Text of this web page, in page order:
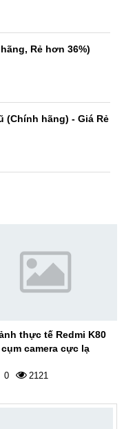
Rẻ hơn 36%)
(Chính hãng) - Giá Rẻ
thực tế Redmi K80
camera cực lạ
0 2121